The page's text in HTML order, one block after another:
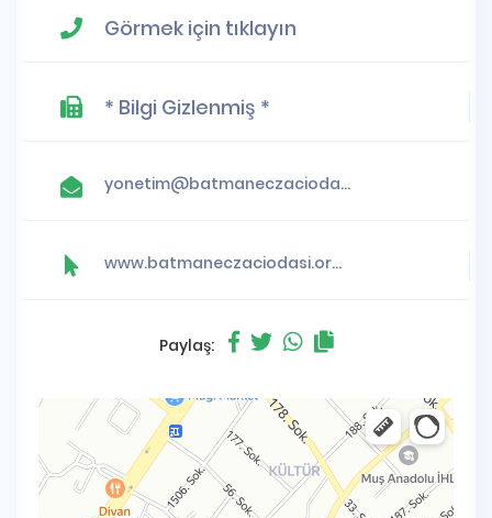
Görmek için tıklayın
* Bilgi Gizlenmiş *
yonetim@batmaneczaciodasi.org.tr
www.batmaneczaciodasi.org.tr
Paylaş: